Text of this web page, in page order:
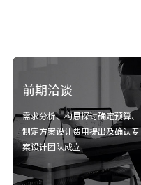
前期洽谈
需求分析、构思探讨确定预算、
制定方案设计费用提出及确认专
案设计团队成立